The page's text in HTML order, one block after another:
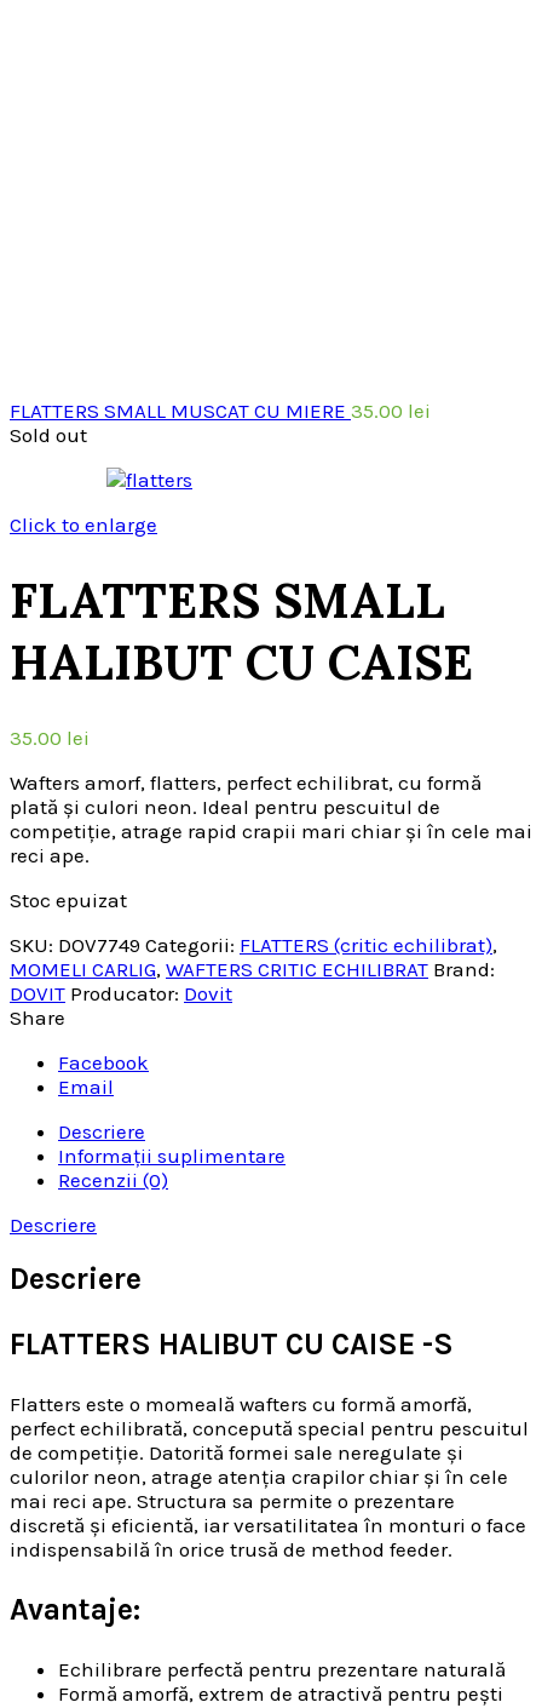
FLATTERS SMALL MUSCAT CU MIERE 35.00 lei
Sold out
Click to enlarge
FLATTERS SMALL
HALIBUT CU CAISE
35.00 lei
Wafters amorf, flatters, perfect echilibrat, cu formă
plată și culori neon. Ideal pentru pescuitul de
competiție, atrage rapid crapii mari chiar și în cele mai
reci ape.
Stoc epuizat
SKU: DOV7749 Categorii: FLATTERS (critic echilibrat),
MOMELI CARLIG, WAFTERS CRITIC ECHILIBRAT Brand:
DOVIT Producator: Dovit
Share
Facebook
Email
Descriere
Informații suplimentare
Recenzii (0)
Descriere
Descriere
FLATTERS HALIBUT CU CAISE -S
Flatters este o momeală wafters cu formă amorfă,
perfect echilibrată, concepută special pentru pescuitul
de competiție. Datorită formei sale neregulate și
culorilor neon, atrage atenția crapilor chiar și în cele
mai reci ape. Structura sa permite o prezentare
discretă și eficientă, iar versatilitatea în monturi o face
indispensabilă în orice trusă de method feeder.
Avantaje:
Echilibrare perfectă pentru prezentare naturală
Formă amorfă, extrem de atractivă pentru pești